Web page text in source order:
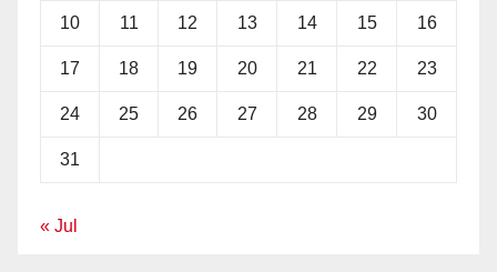
10 11 12 13 14 15 16
17 18 19 20 21 22 23
24 25 26 27 28 29 30
31
« Jul